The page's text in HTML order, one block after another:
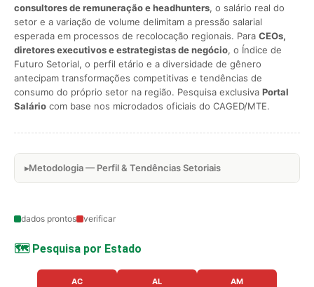
consultores de remuneração e headhunters, o salário real do
setor e a variação de volume delimitam a pressão salarial
esperada em processos de recolocação regionais. Para CEOs,
diretores executivos e estrategistas de negócio, o Índice de
Futuro Setorial, o perfil etário e a diversidade de gênero
antecipam transformações competitivas e tendências de
consumo do próprio setor na região. Pesquisa exclusiva Portal
Salário com base nos microdados oficiais do CAGED/MTE.
Metodologia — Perfil & Tendências Setoriais
dados prontos verificar
🗺️ Pesquisa por Estado
AC AL AM